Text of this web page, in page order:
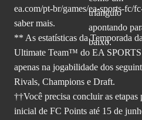
ea.com/pt-br/games/ea-sports-fc/
saber mais.
** As estatísticas da Temporada
Ultimate Team™ do EA
apenas na jogabilidade dos
Rivals, Champions e Draft.
††Você precisa concluir as
inicial de FC Points até 15 de